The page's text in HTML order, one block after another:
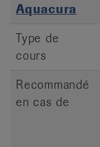
Aquacura
Type de
cours
Recommandé
en cas de